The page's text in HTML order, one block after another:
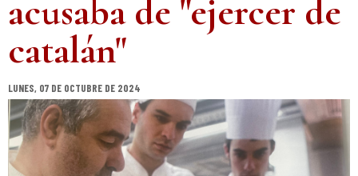
acusaba de "ejercer de
catalán"
LUNES, 07 DE OCTUBRE DE 2024